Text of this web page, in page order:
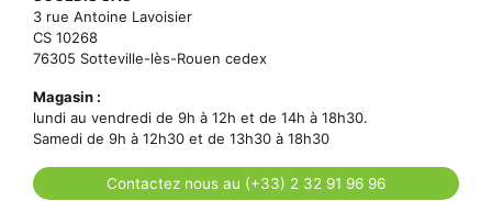
3 rue Antoine Lavoisier
CS 10268
76305 Sotteville-lès-Rouen cedex
Magasin :
lundi au vendredi de 9h à 12h et de 14h à 18h30.
Samedi de 9h à 12h30 et de 13h30 à 18h30
Contactez nous au (+33) 2 32 91 96 96